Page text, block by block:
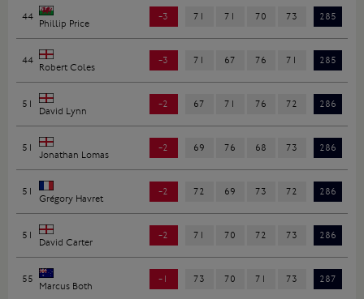
44
Phillip Price
-3 71 71 70 73 285
44
Robert Coles
-3 71 67 76 71 285
51
David Lynn
-2 67 71 76 72 286
51
Jonathan Lomas
-2 69 76 68 73 286
51
Grégory Havret
-2 72 69 73 72 286
51
David Carter
-2 71 70 72 73 286
55
Marcus Both
-1 73 70 71 73 287